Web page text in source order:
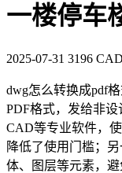
一楼停车
2025-07-31 3196
dwg怎么转换成pdf
PDF格式，发给非
CAD等专业软件，
降低了使用门槛；
体、图层等元素，